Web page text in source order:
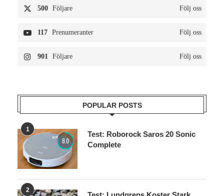
500 Följare Följ oss
117 Prenumeranter Följ oss
901 Följare Följ oss
POPULAR POSTS
1
8.0
Test: Roborock Saros 20 Sonic
Complete
2
Test: Lundgrens Koster Stark